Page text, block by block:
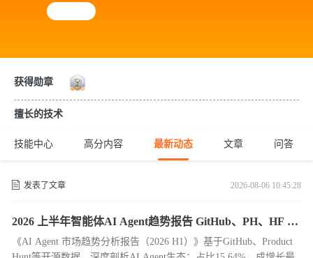
获得勋章
擅长的技术
技能中心 高分内容 最新动态 文章 问答
发表了文章 2026-08-06 10:45:28
2026 上半年智能体AI Agent趋势报告 GitHub、PH、HF 三
端全网数据调研
《AI Agent 市场趋势分析报告（2026 H1）》基于GitHub、Product